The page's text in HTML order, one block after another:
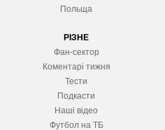
Польща
РІЗНЕ
Фан-сектор
Коментарі тижня
Тести
Подкасти
Наші відео
Футбол на ТБ